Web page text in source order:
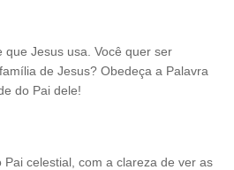
que Jesus usa. Você quer ser
de Jesus? Obedeça a Palavra
do Pai dele!
celestial, com a clareza de ver as